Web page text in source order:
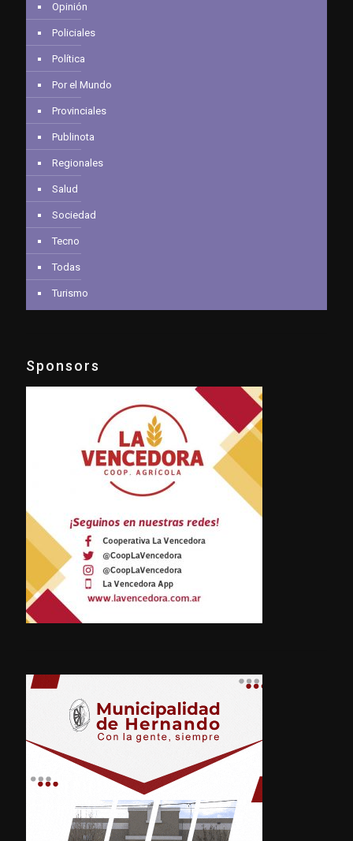
Opinión
Policiales
Política
Por el Mundo
Provinciales
Publinota
Regionales
Salud
Sociedad
Tecno
Todas
Turismo
Sponsors